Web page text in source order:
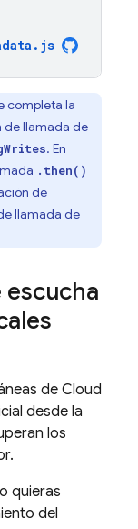
. js
completa la
de llamada de
. En
.then()
de
llamada de
de Cloud
desde la
los
quieras
del